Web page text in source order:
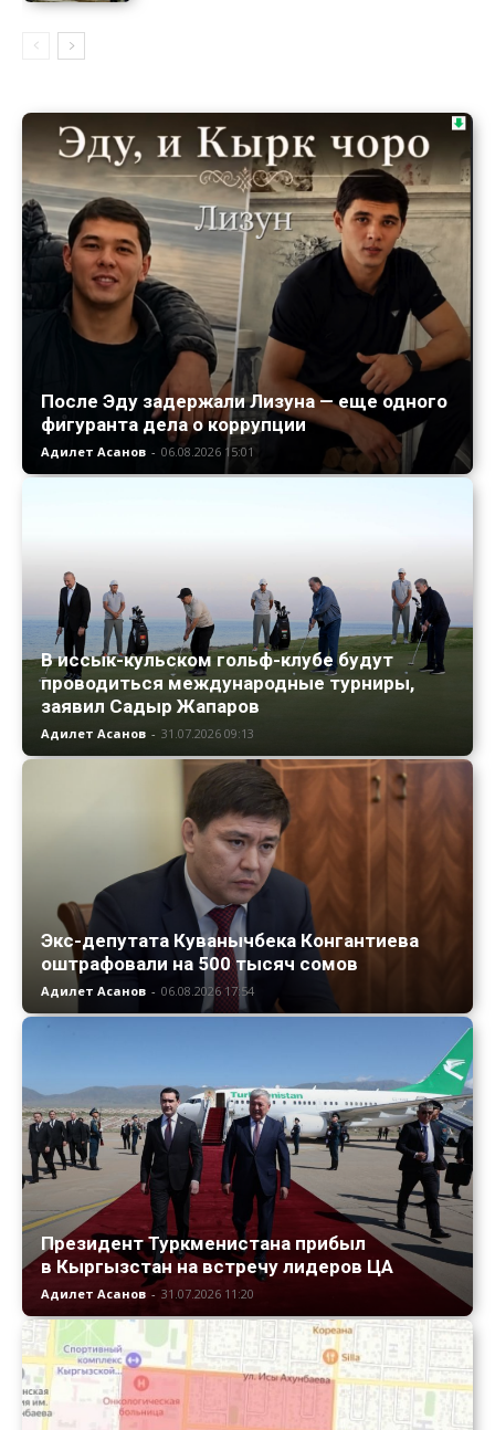
После Эду задержали Лизуна — еще одного
фигуранта дела о коррупции
Адилет Асанов - 06.08.2026 15:01
В иссык-кульском гольф-клубе будут
проводиться международные турниры,
заявил Садыр Жапаров
Адилет Асанов - 31.07.2026 09:13
Экс-депутата Куванычбека Конгантиева
оштрафовали на 500 тысяч сомов
Адилет Асанов - 06.08.2026 17:54
Президент Туркменистана прибыл
в Кыргызстан на встречу лидеров ЦА
Адилет Асанов - 31.07.2026 11:20